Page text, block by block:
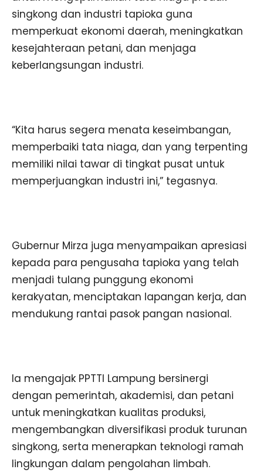
singkong dan industri tapioka guna
memperkuat ekonomi daerah, meningkatkan
kesejahteraan petani, dan menjaga
keberlangsungan industri.
“Kita harus segera menata keseimbangan,
memperbaiki tata niaga, dan yang terpenting
memiliki nilai tawar di tingkat pusat untuk
memperjuangkan industri ini,” tegasnya.
Gubernur Mirza juga menyampaikan apresiasi
kepada para pengusaha tapioka yang telah
menjadi tulang punggung ekonomi
kerakyatan, menciptakan lapangan kerja, dan
mendukung rantai pasok pangan nasional.
Ia mengajak PPTTI Lampung bersinergi
dengan pemerintah, akademisi, dan petani
untuk meningkatkan kualitas produksi,
mengembangkan diversifikasi produk turunan
singkong, serta menerapkan teknologi ramah
lingkungan dalam pengolahan limbah.